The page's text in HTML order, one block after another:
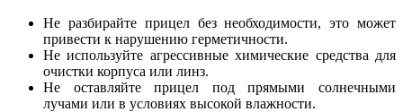
Не разбирайте прицел без необходимости, это может
привести к нарушению герметичности.
Не используйте агрессивные химические средства для
очистки корпуса или линз.
Не оставляйте прицел под прямыми солнечными
лучами или в условиях высокой влажности.